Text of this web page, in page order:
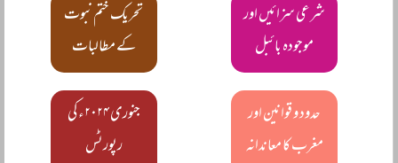
شرعی سزائیں اور
موجودہ بائبل
تحریک ختم نبوت
کے مطالبات
حدود و قوانین اور
مغرب کا معاندانہ
جنوری ۲۰۲۴ء کی
رپورٹس